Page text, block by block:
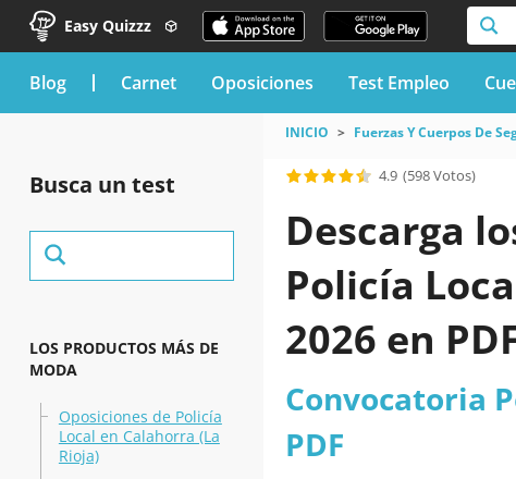
Easy Quizzz
blog Carnet Oposiciones Test Empleo
Busca un test
LOS PRODUCTOS MÁS DE
MODA
Oposiciones de Policía
Local en Calahorra (La
Rioja)
INICIO Fuerzas Y Cuerpos De
4.9 (598 Votos)
Descarga
Policía
2026 en
Convocatoria
PDF